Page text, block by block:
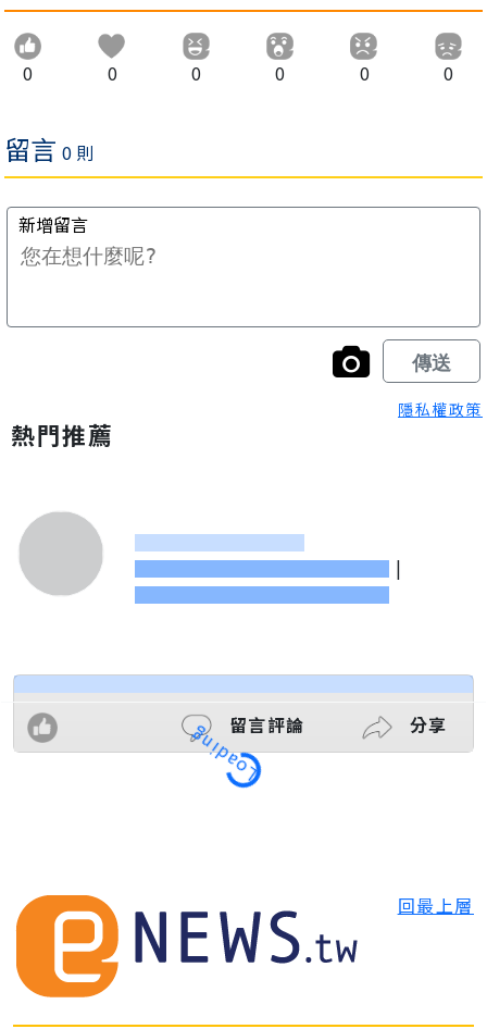
0 0 0 0 0 0
隱私權政策
熱門推薦
|
留言評論 分享
Loading
回最上層